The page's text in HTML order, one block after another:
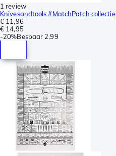
1 review
Knivesandtools #MatchPatch collectie
€ 11,96
€ 14,95
-20%Bespaar 2,99